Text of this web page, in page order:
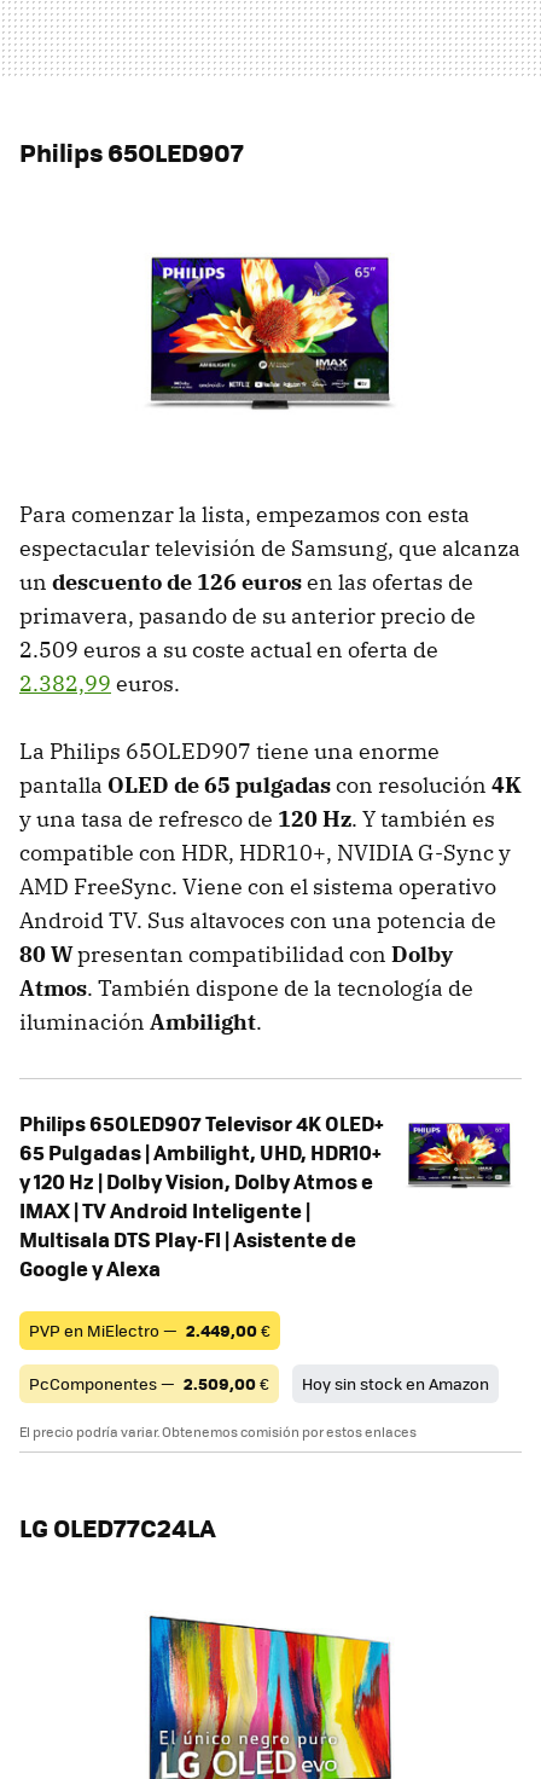
Philips 65OLED907
Para comenzar la lista, empezamos con esta
espectacular televisión de Samsung, que alcanza
un descuento de 126 eurosen las ofertas de
primavera, pasando de su anterior precio de
2.509 euros a su coste actual en oferta de
2.382,99 euros.
La Philips 65OLED907 tiene una enorme
pantalla OLED de 65 pulgadascon resolución 4K
y una tasa de refresco de 120 Hz. Y también es
compatible con HDR, HDR10+, NVIDIA G-Sync y
AMD FreeSync. Viene con el sistema operativo
Android TV. Sus altavoces con una potencia de
80 Wpresentan compatibilidad con Dolby
Atmos. También dispone de la tecnología de
iluminación Ambilight.
Philips 65OLED907 Televisor 4K OLED+
65 Pulgadas | Ambilight, UHD, HDR10+
y 120 Hz | Dolby Vision, Dolby Atmos e
IMAX | TV Android Inteligente |
Multisala DTS Play-FI | Asistente de
Google y Alexa
PVP en MiElectro — 2.449,00€
PcComponentes — 2.509,00€ Hoy sin stock en Amazon
El precio podría variar. Obtenemos comisión por estos enlaces
LG OLED77C24LA